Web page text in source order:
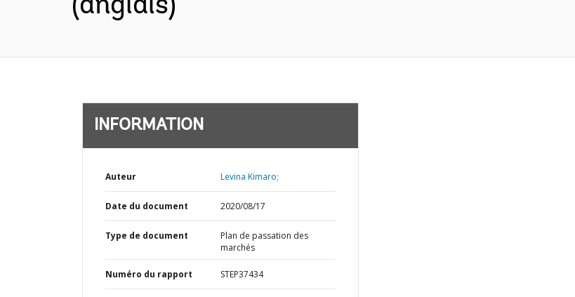
(anglais)
INFORMATION
Auteur Levina Kimaro;
Date du document 2020/08/17
Type de document
Plan de passation des
marchés
Numéro du rapport STEP37434